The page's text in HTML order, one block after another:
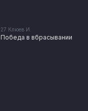
27 Клюев И.
Победа в вбрасывании